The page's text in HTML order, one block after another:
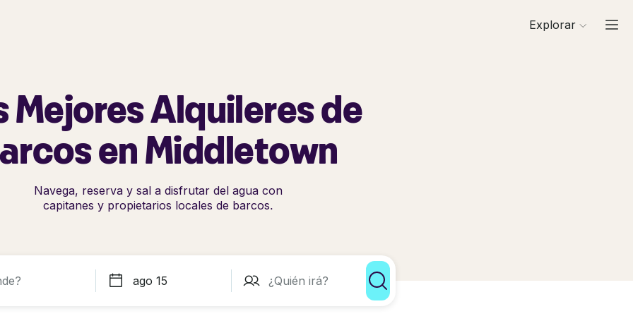
Explorar
Mejores Alquileres de
en Middletown
Navega, reserva y sal a disfrutar del agua con
capitanes y propietarios locales de barcos.